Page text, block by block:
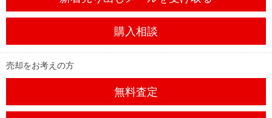
購入相談
売却をお考えの方
無料査定